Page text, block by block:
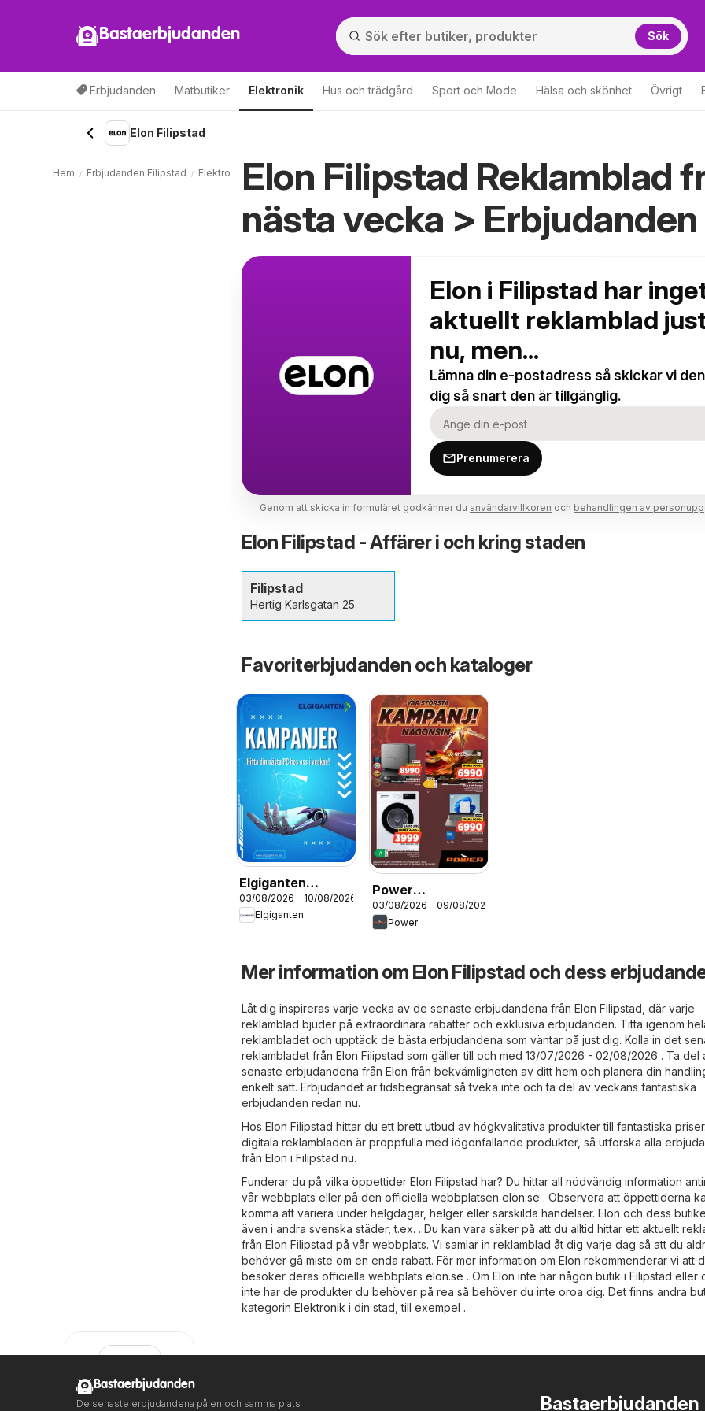
Bastaerbjudanden Sök
Erbjudanden Matbutiker Elektronik Hus och trädgård Sport och Mode Hälsa och skönhet Övrigt
Elon Filipstad
Elon Filipstad Reklamblad
nästa vecka > Erbjudanden
Elon i Filipstad har
aktuellt reklamblad
nu, men...
Lämna din e-postadress så skickar vi
dig så snart den är tillgänglig.
Prenumerera
Genom att skicka in formuläret godkänner du användarvillkoren och behandlingen av
Elon Filipstad - Affärer i och kring staden
Filipstad
Hertig Karlsgatan 25
Favoriterbjudanden och kataloger
Elgiganten
erbjudanden
03/08/2026 - 10/08/2026
Elgiganten
Power
erbjudanden
03/08/2026 - 09/08/2026
Power
Mer information om Elon Filipstad och dess
Låt dig inspireras varje vecka av de senaste erbjudandena från Elon Filipstad, där varje
reklamblad bjuder på extraordinära rabatter och exklusiva erbjudanden. Titta igenom
reklambladet och upptäck de bästa erbjudandena som väntar på just dig. Kolla in det
reklambladet från Elon Filipstad som gäller till och med 13/07/2026 - 02/08/2026 . Ta del
senaste erbjudandena från Elon från bekvämligheten av ditt hem och planera din
enkelt sätt. Erbjudandet är tidsbegränsat så tveka inte och ta del av veckans fantastiska
erbjudanden redan nu.
Hos Elon Filipstad hittar du ett brett utbud av högkvalitativa produkter till fantastiska
digitala reklambladen är proppfulla med iögonfallande produkter, så utforska alla
från Elon i Filipstad nu.
Funderar du på vilka öppettider Elon Filipstad har? Du hittar all nödvändig information
vår webbplats eller på den officiella webbplatsen elon.se . Observera att öppettiderna
komma att variera under helgdagar, helger eller särskilda händelser. Elon och dess
även i andra svenska städer, t.ex. . Du kan vara säker på att du alltid hittar ett aktuellt
från Elon Filipstad på vår webbplats. Vi samlar in reklamblad åt dig varje dag så att du
behöver gå miste om en enda rabatt. För mer information om Elon rekommenderar vi att
besöker deras officiella webbplats elon.se . Om Elon inte har någon butik i Filipstad eller
inte har de produkter du behöver på rea så behöver du inte oroa dig. Det finns andra
kategorin Elektronik i din stad, till exempel .
Hem Erbjudanden Filipstad Elektronik Filipstad Elon Filipstad
Bastaerbjudanden
Bastaerbjudanden
De senaste erbjudandena på en och samma plats